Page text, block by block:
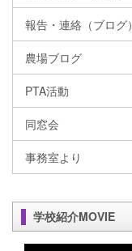
報告・連絡（ブログ）
農場ブログ
PTA活動
同窓会
事務室より
学校紹介MOVIE